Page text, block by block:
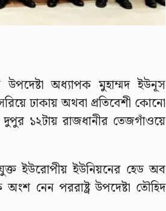
অধ্যাপক মুহাম্মদ ইউনূস
ঢাকায় অথবা প্রতিবেশী কোনো
১২টায় রাজধানীর তেজগাঁওয়ে
ইউরোপীয় ইউনিয়নের হেড অব
নেন পররাষ্ট্র উপদেষ্টা তৌহিদ